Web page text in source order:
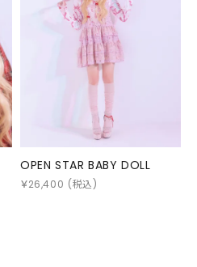
OPEN STAR BABY DOLL
￥26,400 (税込)